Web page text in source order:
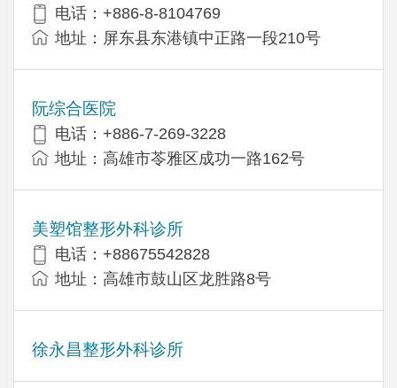
电话：+886-8-8104769
地址：屏东县东港镇中正路一段210号
阮综合医院
电话：+886-7-269-3228
地址：高雄市苓雅区成功一路162号
美塑馆整形外科诊所
电话：+88675542828
地址：高雄市鼓山区龙胜路8号
徐永昌整形外科诊所